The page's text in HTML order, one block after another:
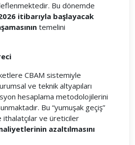
Bu dönemde
itibarıyla başlayacak
temelini
CBAM sistemiyle
ve teknik altyapıları
hesaplama metodolojilerini
Bu “yumuşak geçiş”
ithalatçılar ve üreticiler
azaltılmasını